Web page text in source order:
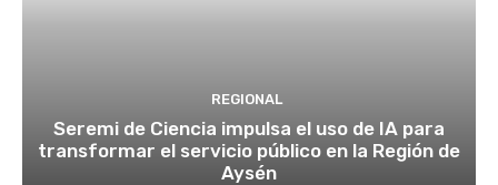
REGIONAL
Seremi de Ciencia impulsa el uso de IA para
transformar el servicio público en la Región de
Aysén